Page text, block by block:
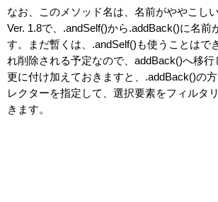
なお、このメソッド名は、名前がややこし
Ver. 1.8で、.andSelf()から.addBack()に名前
す。まだ暫くは、.andSelf()も使うことはで
れ削除される予定なので、addBack()へ移行
更に付け加えておきますと、.addBack()の
レクターを指定して、選択要素をフィルタ
きます。